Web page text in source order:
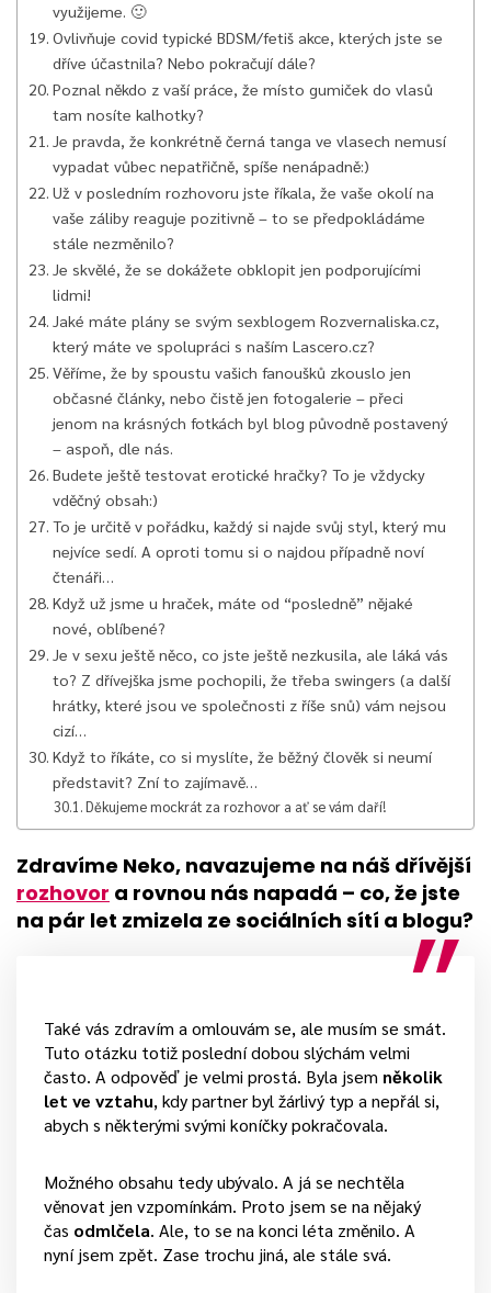
využijeme. 🙂
Ovlivňuje covid typické BDSM/fetiš akce, kterých jste se
dříve účastnila? Nebo pokračují dále?
Poznal někdo z vaší práce, že místo gumiček do vlasů
tam nosíte kalhotky?
Je pravda, že konkrétně černá tanga ve vlasech nemusí
vypadat vůbec nepatřičně, spíše nenápadně:)
Už v posledním rozhovoru jste říkala, že vaše okolí na
vaše záliby reaguje pozitivně – to se předpokládáme
stále nezměnilo?
Je skvělé, že se dokážete obklopit jen podporujícími
lidmi!
Jaké máte plány se svým sexblogem Rozvernaliska.cz,
který máte ve spolupráci s naším Lascero.cz?
Věříme, že by spoustu vašich fanoušků zkouslo jen
občasné články, nebo čistě jen fotogalerie – přeci
jenom na krásných fotkách byl blog původně postavený
– aspoň, dle nás.
Budete ještě testovat erotické hračky? To je vždycky
vděčný obsah:)
To je určitě v pořádku, každý si najde svůj styl, který mu
nejvíce sedí. A oproti tomu si o najdou případně noví
čtenáři…
Když už jsme u hraček, máte od “posledně” nějaké
nové, oblíbené?
Je v sexu ještě něco, co jste ještě nezkusila, ale láká vás
to? Z dřívejška jsme pochopili, že třeba swingers (a další
hrátky, které jsou ve společnosti z říše snů) vám nejsou
cizí…
Když to říkáte, co si myslíte, že běžný člověk si neumí
představit? Zní to zajímavě…
Děkujeme mockrát za rozhovor a ať se vám daří!
Zdravíme Neko, navazujeme na náš dřívější
rozhovor a rovnou nás napadá – co, že jste
na pár let zmizela ze sociálních sítí a blogu?
Také vás zdravím a omlouvám se, ale musím se smát.
Tuto otázku totiž poslední dobou slýchám velmi
často. A odpověď je velmi prostá. Byla jsem několik
let ve vztahu, kdy partner byl žárlivý typ a nepřál si,
abych s některými svými koníčky pokračovala.
Možného obsahu tedy ubývalo. A já se nechtěla
věnovat jen vzpomínkám. Proto jsem se na nějaký
čas odmlčela. Ale, to se na konci léta změnilo. A
nyní jsem zpět. Zase trochu jiná, ale stále svá.